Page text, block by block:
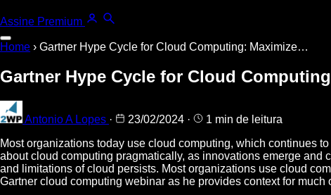
Assine Premium
Home › Gartner Hype Cycle for Cloud Computing: Maximize…
Gartner Hype Cycle for Cloud
Antonio A Lopes · 23/02/2024 ·
1 min de leitura
Most organizations today use cloud computing, which continues
about cloud computing pragmatically, as innovations emerge
and limitations of cloud persists. Most organizations use cloud
Gartner cloud computing webinar as he provides context for